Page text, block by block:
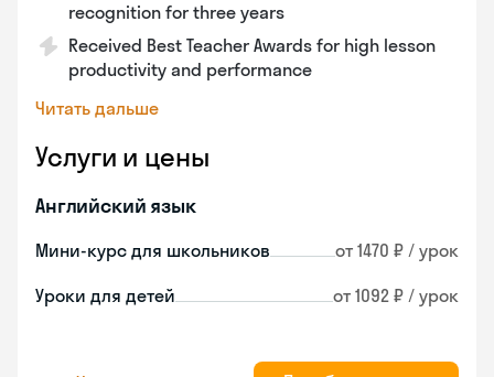
recognition for three years
Received Best Teacher Awards for high lesson
productivity and performance
Читать дальше
Услуги и цены
Английский язык
Мини-курс для школьников от 1470 ₽ / урок
Уроки для детей от 1092 ₽ / урок